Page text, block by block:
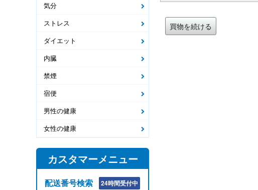
気分
ストレス
ダイエット
内臓
禁煙
宿便
男性の健康
女性の健康
カスタマーメニュー
配送番号検索 24時間受付中
買物を続ける